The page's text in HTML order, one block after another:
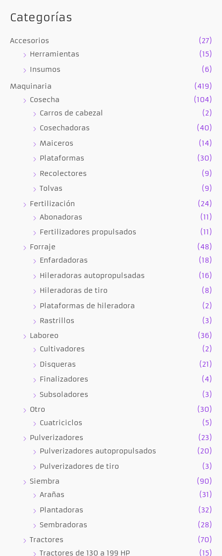
Categorías
Accesorios
(27)
Herramientas
(15)
Insumos
(6)
Maquinaria
(419)
Cosecha
(104)
Carros de cabezal
(2)
Cosechadoras
(40)
Maiceros
(14)
Plataformas
(30)
Recolectores
(9)
Tolvas
(9)
Fertilización
(24)
Abonadoras
(11)
Fertilizadores propulsados
(11)
Forraje
(48)
Enfardadoras
(18)
Hileradoras autopropulsadas
(16)
Hileradoras de tiro
(8)
Plataformas de hileradora
(2)
Rastrillos
(3)
Laboreo
(36)
Cultivadores
(2)
Disqueras
(21)
Finalizadores
(4)
Subsoladores
(3)
Otro
(30)
Cuatriciclos
(5)
Pulverizadores
(23)
Pulverizadores autopropulsados
(20)
Pulverizadores de tiro
(3)
Siembra
(90)
Arañas
(31)
Plantadoras
(32)
Sembradoras
(28)
Tractores
(70)
Tractores de 130 a 199 HP
(15)